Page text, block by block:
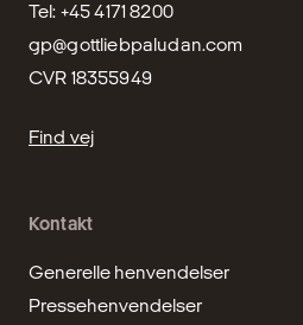
Tel: +45 4171 8200
gp@gottliebpaludan.com
CVR 18355949
Find vej
Kontakt
Generelle henvendelser
Pressehenvendelser